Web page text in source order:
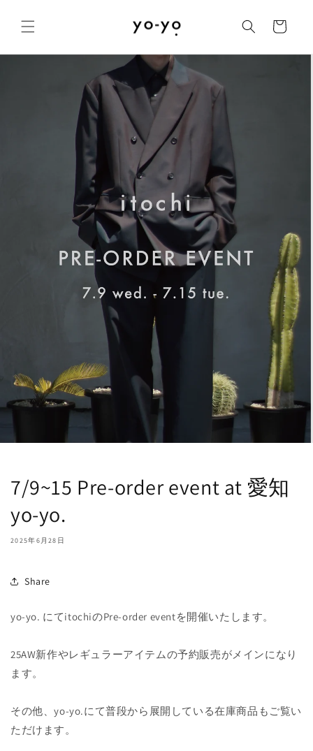
進む
ー
7/9~15 Pre-order event at 愛知
yo-yo.
2025年6月28日
Share
yo-yo. にてitochiのPre-order eventを開催いたします。
25AW新作やレギュラーアイテムの予約販売がメインになり
ます。
その他、yo-yo.にて普段から展開している在庫商品もご覧い
ただけます。